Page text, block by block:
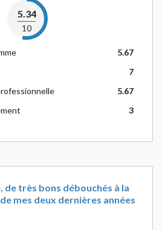
5.34
10
5.67
7
5.67
3
de très bons débouchés à la
mes deux dernières années